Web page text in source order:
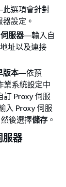
選項會針對
設定。
服器—輸入自
址以及連接
版本—依預
業系統設定中
訂 Proxy 伺服
入 Proxy 伺服
後選擇儲存 。
服器